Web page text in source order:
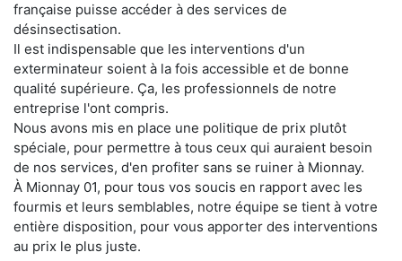
française puisse accéder à des services de
désinsectisation.
Il est indispensable que les interventions d'un
exterminateur soient à la fois accessible et de bonne
qualité supérieure. Ça, les professionnels de notre
entreprise l'ont compris.
Nous avons mis en place une politique de prix plutôt
spéciale, pour permettre à tous ceux qui auraient besoin
de nos services, d'en profiter sans se ruiner à Mionnay.
À Mionnay 01, pour tous vos soucis en rapport avec les
fourmis et leurs semblables, notre équipe se tient à votre
entière disposition, pour vous apporter des interventions
au prix le plus juste.